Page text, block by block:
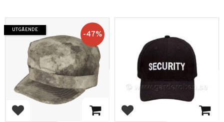
Lägg till i favoriter
47%
UTGÅENDE
Lägg till i favoriter